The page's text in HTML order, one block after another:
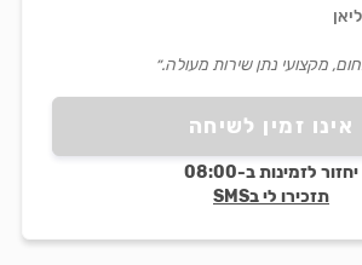
אינו זמין לשיחה
יחזור לזמינות ב-08:00
תזכירו לי בSMS
מקצועי נתן שירות מעולה.״